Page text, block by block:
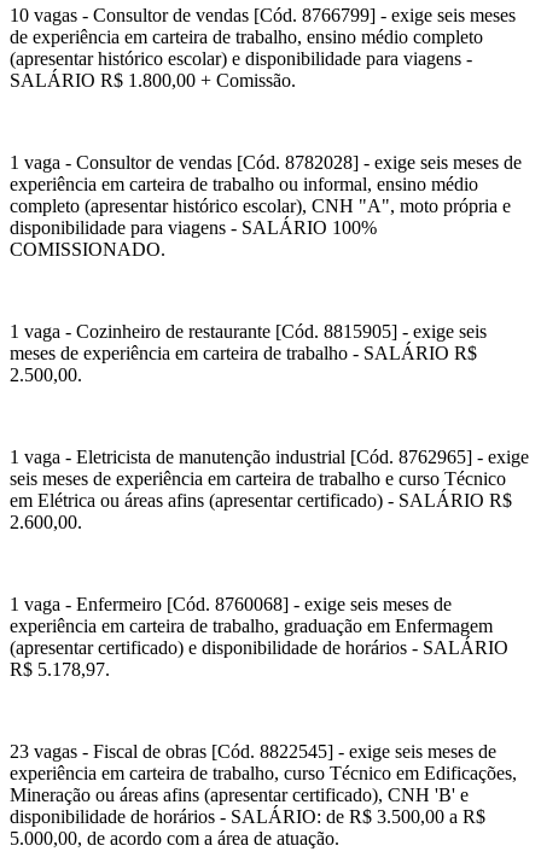
10 vagas - Consultor de vendas [Cód. 8766799] - exige seis meses
de experiência em carteira de trabalho, ensino médio completo
(apresentar histórico escolar) e disponibilidade para viagens -
SALÁRIO R$ 1.800,00 + Comissão.
1 vaga - Consultor de vendas [Cód. 8782028] - exige seis meses de
experiência em carteira de trabalho ou informal, ensino médio
completo (apresentar histórico escolar), CNH "A", moto própria e
disponibilidade para viagens - SALÁRIO 100%
COMISSIONADO.
1 vaga - Cozinheiro de restaurante [Cód. 8815905] - exige seis
meses de experiência em carteira de trabalho - SALÁRIO R$
2.500,00.
1 vaga - Eletricista de manutenção industrial [Cód. 8762965] - exige
seis meses de experiência em carteira de trabalho e curso Técnico
em Elétrica ou áreas afins (apresentar certificado) - SALÁRIO R$
2.600,00.
1 vaga - Enfermeiro [Cód. 8760068] - exige seis meses de
experiência em carteira de trabalho, graduação em Enfermagem
(apresentar certificado) e disponibilidade de horários - SALÁRIO
R$ 5.178,97.
23 vagas - Fiscal de obras [Cód. 8822545] - exige seis meses de
experiência em carteira de trabalho, curso Técnico em Edificações,
Mineração ou áreas afins (apresentar certificado), CNH 'B' e
disponibilidade de horários - SALÁRIO: de R$ 3.500,00 a R$
5.000,00, de acordo com a área de atuação.